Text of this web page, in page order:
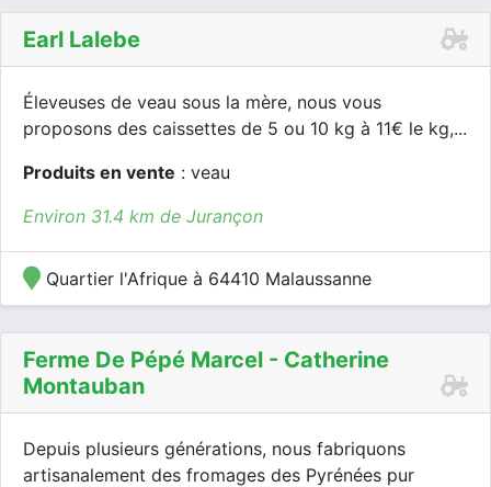
Earl Lalebe
Éleveuses de veau sous la mère, nous vous
proposons des caissettes de 5 ou 10 kg à 11€ le kg,...
Produits en vente : veau
Environ 31.4 km de Jurançon
Quartier l'Afrique à 64410 Malaussanne
Ferme De Pépé Marcel - Catherine
Montauban
Depuis plusieurs générations, nous fabriquons
artisanalement des fromages des Pyrénées pur